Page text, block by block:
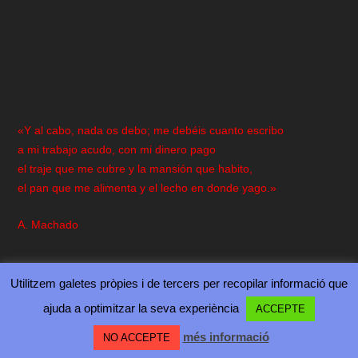
«Y al cabo, nada os debo; me debéis cuanto escribo
a mi trabajo acudo, con mi dinero pago
el traje que me cubre y la mansión que habito,
el pan que me alimenta y el lecho en donde yago.»
A. Machado
Diseñado por | Desarrollado porWordPress
QUANT A… CONTACTA’NS
Utilitzem galetes pròpies i de tercers per recopilar informació que
ajuda a optimitzar la seva experiència
ACCEPTE
NO ACCEPTE més informació